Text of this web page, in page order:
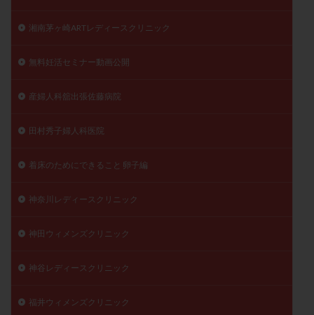
湘南茅ヶ崎ARTレディースクリニック
無料妊活セミナー動画公開
産婦人科舘出張佐藤病院
田村秀子婦人科医院
着床のためにできること 卵子編
神奈川レディースクリニック
神田ウィメンズクリニック
神谷レディースクリニック
福井ウィメンズクリニック